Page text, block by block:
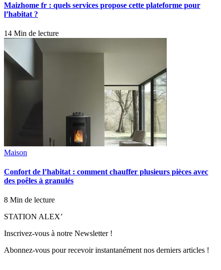
Maizhome fr : quels services propose cette plateforme pour
l’habitat ?
14 Min de lecture
Maison
Confort de l’habitat : comment chauffer plusieurs pièces avec
des poêles à granulés
8 Min de lecture
STATION ALEX’
Inscrivez-vous à notre Newsletter !
Abonnez-vous pour recevoir instantanément nos derniers articles !